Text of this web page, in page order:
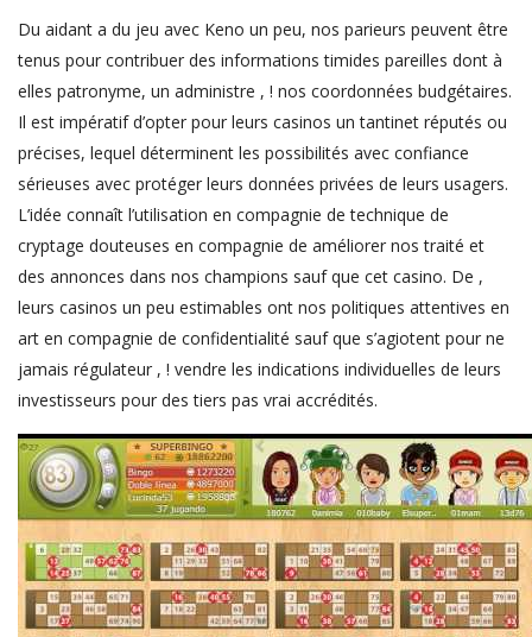
Du aidant a du jeu avec Keno un peu, nos parieurs peuvent être
tenus pour contribuer des informations timides pareilles dont à
elles patronyme, un administre , ! nos coordonnées budgétaires.
Il est impératif d’opter pour leurs casinos un tantinet réputés ou
précises, lequel déterminent les possibilités avec confiance
sérieuses avec protéger leurs données privées de leurs usagers.
L’idée connaît l’utilisation en compagnie de technique de
cryptage douteuses en compagnie de améliorer nos traité et
des annonces dans nos champions sauf que cet casino. De ,
leurs casinos un peu estimables ont nos politiques attentives en
art en compagnie de confidentialité sauf que s’agiotent pour ne
jamais régulateur , ! vendre les indications individuelles de leurs
investisseurs pour des tiers pas vrai accrédités.